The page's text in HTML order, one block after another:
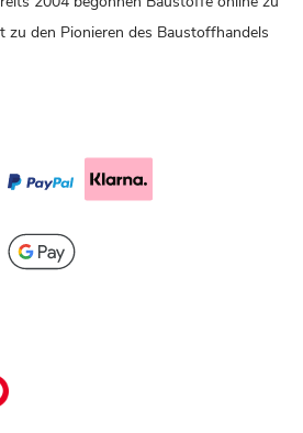
zu den Pionieren des Baustoffhandels